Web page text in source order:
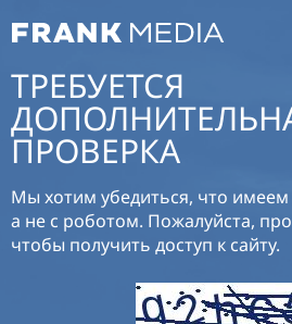
ТРЕБУЕТСЯ
ПРОВЕРКА
Мы хотим убедиться, что
а не с роботом. Пожалуйста,
чтобы получить доступ к сайту.